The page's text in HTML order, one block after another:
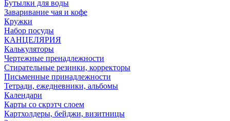
Бутылки для воды
Заваривание чая и кофе
Кружки
Набор посуды
КАНЦЕЛЯРИЯ
Калькуляторы
Чертежные пренадлежности
Стирательные резинки, корректоры
Письменные принадлежности
Тетради, ежедневники, альбомы
Календари
Карты со скрэтч слоем
Картхолдеры, бейджи, визитницы